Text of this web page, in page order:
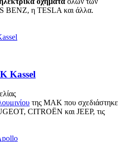
BENZ, η TESLA και άλλα.
Kassel
της MAK που σχεδιάστηκε
CITROËN και JEEP, τις